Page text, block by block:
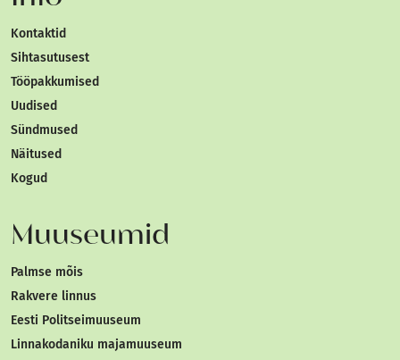
Kontaktid
Sihtasutusest
Tööpakkumised
Uudised
Sündmused
Näitused
Kogud
Muuseumid
Palmse mõis
Rakvere linnus
Eesti Politseimuuseum
Linnakodaniku majamuuseum